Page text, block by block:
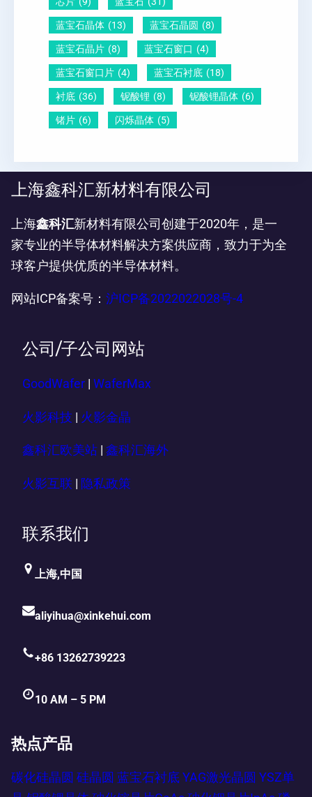
蓝宝石晶体 (13) 蓝宝石晶圆 (8)
蓝宝石晶片 (8) 蓝宝石窗口 (4)
蓝宝石窗口片 (4) 蓝宝石衬底 (18)
衬底 (36) 铌酸锂 (8) 铌酸锂晶体 (6)
锗片 (6) 闪烁晶体 (5)
上海鑫科汇新材料有限公司
上海鑫科汇新材料有限公司创建于2020年，是一
家专业的半导体材料解决方案供应商，致力于为全
球客户提供优质的半导体材料。
网站ICP备案号： 沪ICP备2022022028号-4
公司/子公司网站
GoodWafer WaferMax
火影科技 | 火影金晶
鑫科汇欧美站 鑫科汇海外
火影互联 隐私政策
联系我们
上海,中国
aliyihua@xinkehui.com
+86 13262739223
10 AM – 5 PM
热点产品
碳化硅晶圆 硅晶圆 蓝宝石衬底 YAG激光晶圆 YSZ单